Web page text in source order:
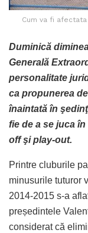
Cum va fi
Duminică
Generală
personalitate
ca propunerea
înaintată în
fie de a se juca
off şi play-out.
Printre cluburile
minusurile tuturor
2014-2015 s-a
președintele
considerat că